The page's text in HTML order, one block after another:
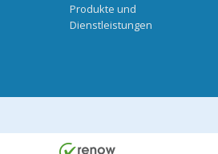
Produkte und
Dienstleistungen